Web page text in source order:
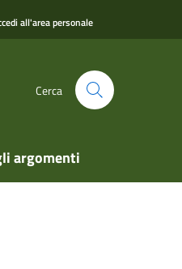
all'area personale
Cerca
argomenti